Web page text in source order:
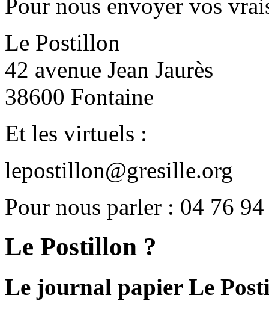
Pour nous envoyer vos
Le Postillon
42 avenue Jean Jaurès
38600 Fontaine
Et les virtuels :
lepostillon@gresille.org
Pour nous parler : 04 76
Le Postillon ?
Le journal papier Le